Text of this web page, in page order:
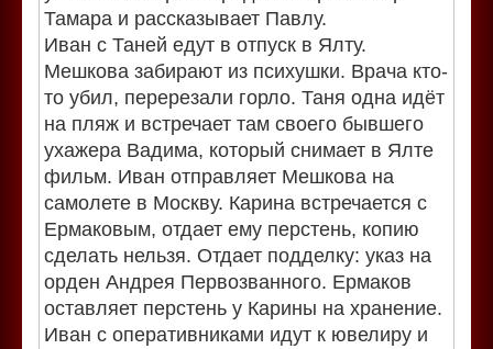
Тамара и рассказывает Павлу.
Иван с Таней едут в отпуск в Ялту.
Мешкова забирают из психушки. Врача кто-
то убил, перерезали горло. Таня одна идёт
на пляж и встречает там своего бывшего
ухажера Вадима, который снимает в Ялте
фильм. Иван отправляет Мешкова на
самолете в Москву. Карина встречается с
Ермаковым, отдает ему перстень, копию
сделать нельзя. Отдает подделку: указ на
орден Андрея Первозванного. Ермаков
оставляет перстень у Карины на хранение.
Иван с оперативниками идут к ювелиру и